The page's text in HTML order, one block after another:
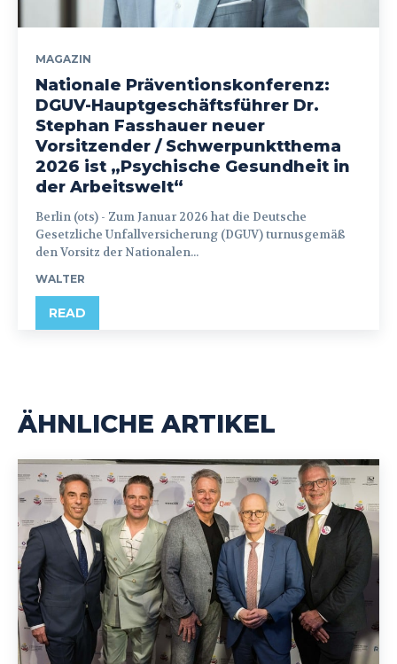
MAGAZIN
Nationale Präventionskonferenz:
DGUV-Hauptgeschäftsführer Dr.
Stephan Fasshauer neuer
Vorsitzender / Schwerpunktthema
2026 ist „Psychische Gesundheit in
der Arbeitswelt“
Berlin (ots) - Zum Januar 2026 hat die Deutsche
Gesetzliche Unfallversicherung (DGUV) turnusgemäß
den Vorsitz der Nationalen...
WALTER
READ
ÄHNLICHE ARTIKEL